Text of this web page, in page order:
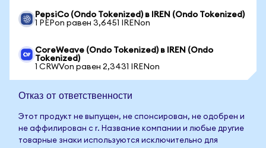
PepsiCo (Ondo Tokenized) в IREN (Ondo Tokenized)
1 PEPon равен 3,6451 IRENon
CoreWeave (Ondo Tokenized) в IREN (Ondo
Tokenized)
1 CRWVon равен 2,3431 IRENon
Отказ от ответственности
Этот продукт не выпущен, не спонсирован, не одобрен и
не аффилирован с r. Название компании и любые другие
товарные знаки используются исключительно для